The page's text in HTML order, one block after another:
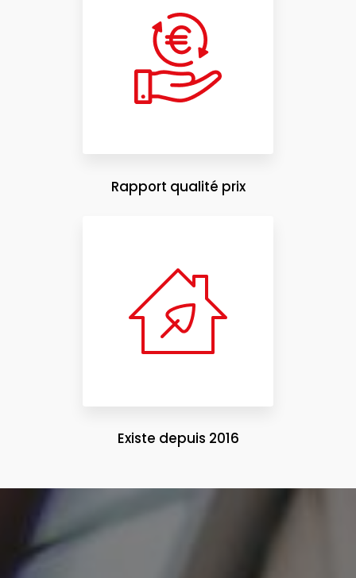
Rapport qualité prix
Existe depuis 2016